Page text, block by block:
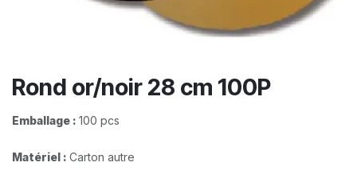
Rond or/noir 28 cm 100P
Emballage : 100 pcs
Matériel : Carton autre